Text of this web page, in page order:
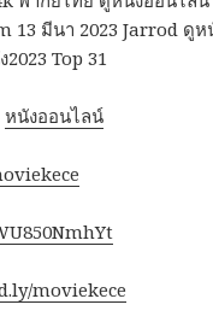
13 มีนา 2023 Jarrod ดู
Top 31
หนังออนไลน์
moviekece